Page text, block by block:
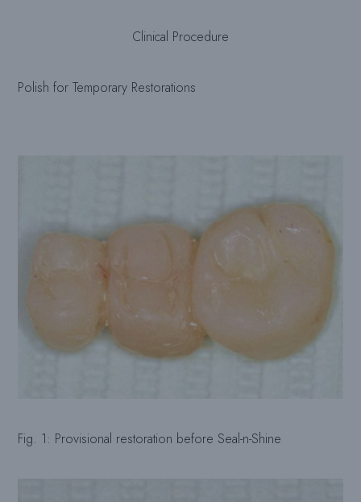
Clinical Procedure
Polish for Temporary Restorations
Fig. 1: Provisional restoration before Seal-n-Shine